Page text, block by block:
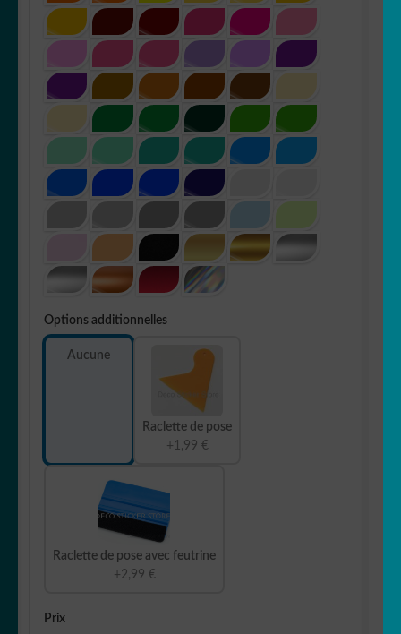
Options additionnelles
Aucune
Raclette de pose
+1,99 €
Raclette de pose avec feutrine
+2,99 €
Prix